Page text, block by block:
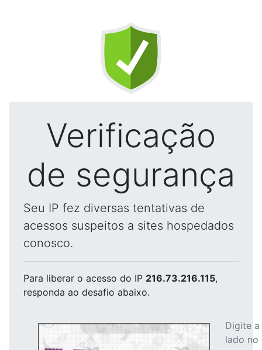
Verificação
de segurança
Seu IP fez diversas tentativas de
acessos suspeitos a sites hospedados
conosco.
Para liberar o acesso do IP 216.73.216.115,
responda ao desafio abaixo.
Digite
lado no